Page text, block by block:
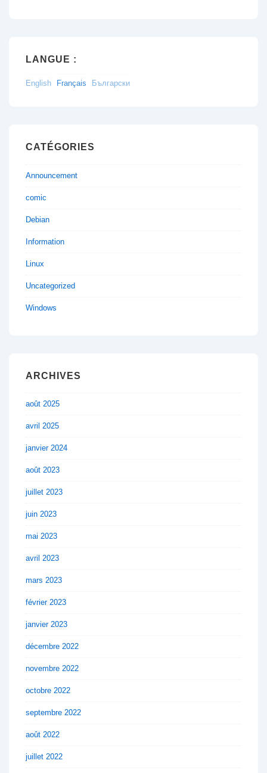
LANGUE :
English Français Български
CATÉGORIES
Announcement
comic
Debian
Information
Linux
Uncategorized
Windows
ARCHIVES
août 2025
avril 2025
janvier 2024
août 2023
juillet 2023
juin 2023
mai 2023
avril 2023
mars 2023
février 2023
janvier 2023
décembre 2022
novembre 2022
octobre 2022
septembre 2022
août 2022
juillet 2022